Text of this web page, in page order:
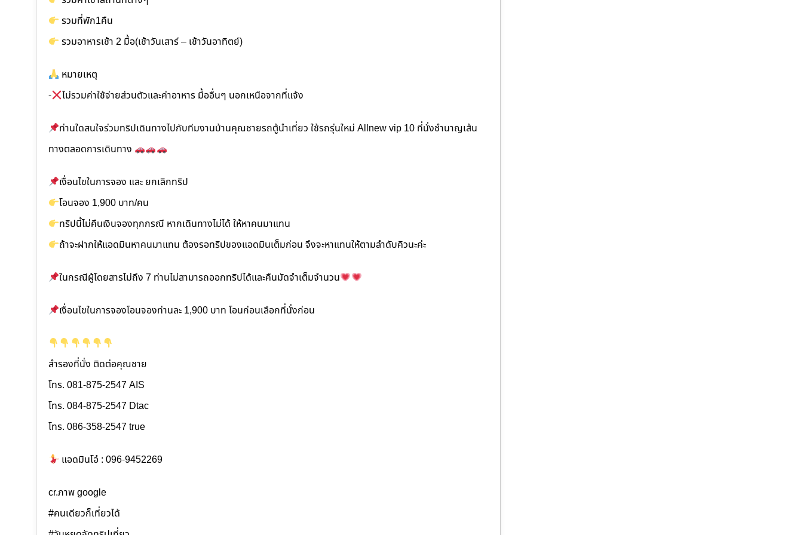
รวมที่พัก1คืน
รวมอาหารเช้า 2 มื้อ(เช้าวันเสาร์ – เช้าวันอาทิตย์)
หมายเหตุ
-
ไม่รวมค่าใช้จ่ายส่วนตัวและค่าอาหาร มื้ออื่นๆ นอกเหนือจากที่แจ้ง
ท่านใดสนใจร่วมทริปเดินทางไปกับทีมงานบ้านคุณชายรถตู้นำเที่ยว ใช้รถรุ่นใหม่ Allnew vip 10 ที่นั่งชำนาญเส้น
ทางตลอดการเดินทาง
เงื่อนไขในการจอง และ ยกเลิกทริป
โอนจอง 1,900 บาท/คน
ทริปนี้ไม่คืนเงินจองทุกกรณี หากเดินทางไม่ได้ ให้หาคนมาแทน
ถ้าจะฝากให้แอดมินหาคนมาแทน ต้องรอทริปของแอดมินเต็มก่อน จึงจะหาแทนให้ตามลำดับคิวนะค่ะ
ในกรณีผู้โดยสารไม่ถึง 7 ท่านไม่สามารถออกทริปได้และคืนมัดจำเต็มจำนวน
เงื่อนไขในการจองโอนจองท่านละ 1,900 บาท โอนก่อนเลือกที่นั่งก่อน
สำรองที่นั่ง ติดต่อคุณชาย
โทร. 081-875-2547 AIS
โทร. 084-875-2547 Dtac
โทร. 086-358-2547 true
แอดมินโอ๋ : 096-9452269
cr.ภาพ google
#คนเดียวก็เที่ยวได้